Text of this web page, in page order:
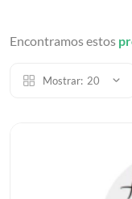
Encontramos estos
Mostrar: 20